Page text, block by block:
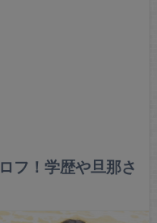
フ！学歴や旦那さ